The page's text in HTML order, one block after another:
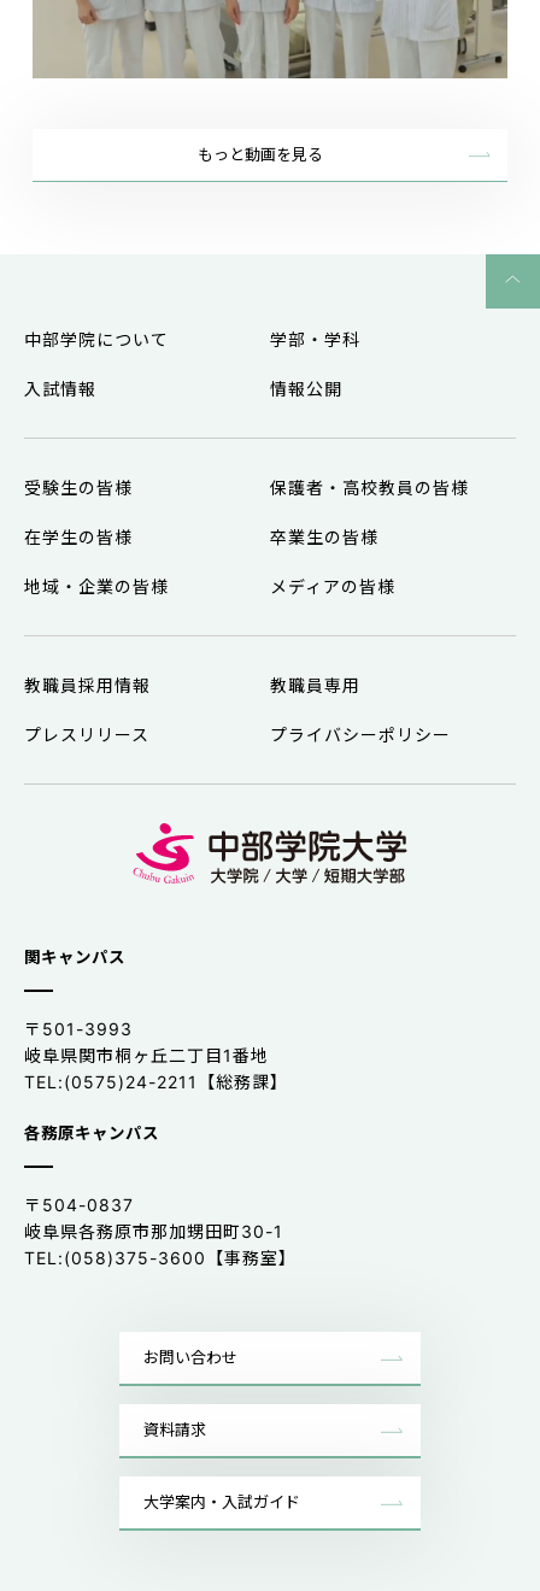
もっと動画を見る
関キャンパス
〒501-3993
岐阜県関市桐ヶ丘二丁目1番地
TEL:(0575)24-2211【総務課】
各務原キャンパス
〒504-0837
岐阜県各務原市那加甥田町30-1
TEL:(058)375-3600【事務室】
中部学院について 学部・学科
入試情報 情報公開
受験生の皆様 保護者・高校教員の皆様
在学生の皆様 卒業生の皆様
地域・企業の皆様 メディアの皆様
教職員採用情報 教職員専用
プレスリリース プライバシーポリシー
お問い合わせ
資料請求
大学案内・入試ガイド